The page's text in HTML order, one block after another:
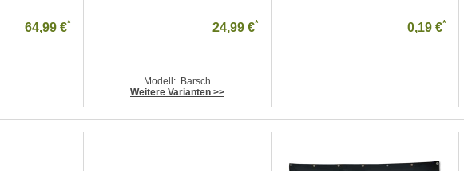
64,99 €* 24,99 €*
Modell: Barsch
Weitere Varianten >>
0,19 €*